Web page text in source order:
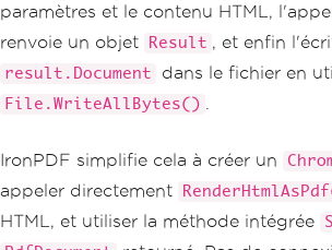
paramètres et le contenu HTML,
renvoie un objet
Result , et enfin
result.Document dans le fichier en
File.WriteAllBytes()
IronPDF simplifie cela à créer un
appeler directement
HTML, et utiliser la méthode intégrée